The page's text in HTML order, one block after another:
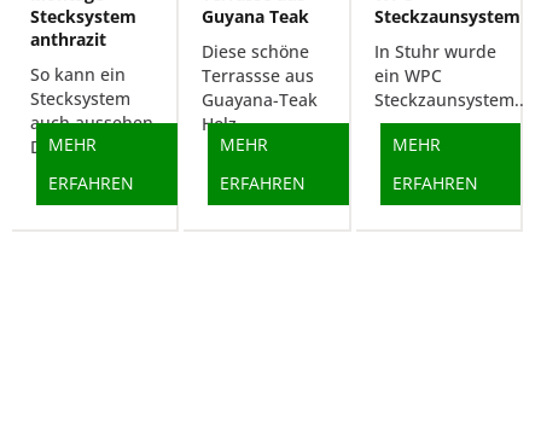
Stecksystem
anthrazit
So kann ein
Stecksystem
auch aussehen.
Der...MEHR
ERFAHREN
Guyana Teak
Diese schöne
Terrassse aus
Guayana-Teak
Holz...
MEHR
ERFAHREN
Steckzaunsystem
In Stuhr wurde
ein WPC
Steckzaunsystem...
MEHR
ERFAHREN